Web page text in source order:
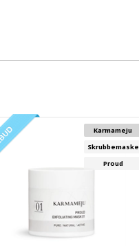
Karmameju
Skrubbemaske
Proud